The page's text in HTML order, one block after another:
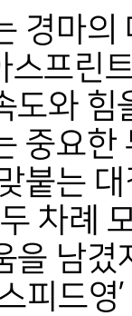
경마
프린
도와
중요
붙는
차례
을 남겼
스피드